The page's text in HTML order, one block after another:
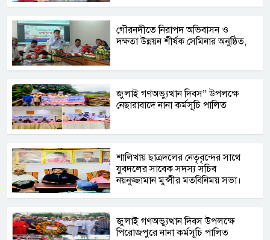
গৌরনদীতে নিরাপদ অভিবাসন ও
দক্ষতা উন্নয়ন শীর্ষক সেমিনার অনুষ্ঠিত,
জুলাই গণঅভ্যুত্থান দিবস” উপলক্ষে
নেছারাবাদে নানা কর্মসূচি পালিত
শালিখায় ছাত্রদলের নেতৃবৃন্দের সাথে
যুবদলের সাবেক সদস্য সচিব
নয়নুজ্জামান মুন্সীর মতবিনিময় সভা।
জুলাই গণঅভ্যুত্থান দিবস উপলক্ষে
পিরোজপুরে নানা কর্মসূচি পালিত